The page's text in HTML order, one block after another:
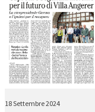
18 Settembre 2024